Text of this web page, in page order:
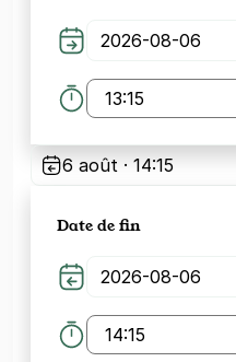
6 août · 14:15
Date de fin